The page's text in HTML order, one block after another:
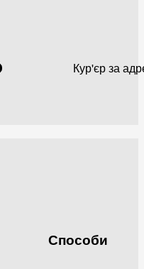
Кур'єр за
Способи